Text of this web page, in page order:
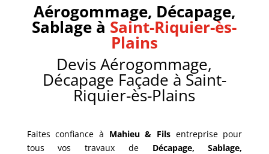
Aérogommage, Décapage,
Sablage à Saint-Riquier-ès-
Plains
Devis Aérogommage,
Décapage Façade à Saint-
Riquier-ès-Plains
Faites confiance à Mahieu & Filsentreprise pour
tous vos travaux de Décapage, Sablage,